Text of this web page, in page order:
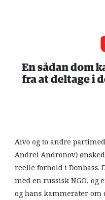
En sådan dom
fra at deltage i
Aivo og to andre
Andrei Andronov)
reelle forhold i Donbass.
med en russisk NGO, og
og hans kammerater om